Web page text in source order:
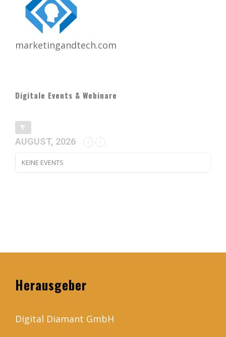
marketingandtech.com
Digitale Events & Webinare
AUGUST, 2026
KEINE EVENTS
Herausgeber
Digital Diamant GmbH